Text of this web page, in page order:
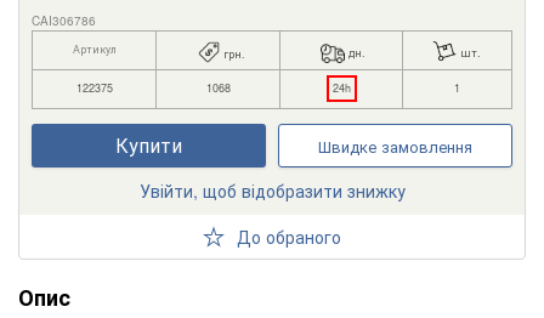
CAI306786
Артикул грн. дн. шт.
122375 1068 24h 1
Купити Швидке замовлення
Увійти, щоб відобразити знижку
До обраного
Опис